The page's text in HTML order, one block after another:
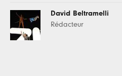
David Beltramelli
Rédacteur